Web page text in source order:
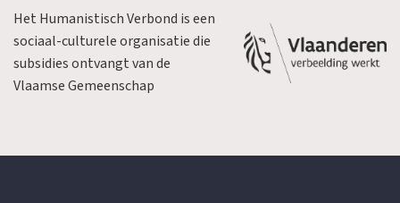
Het Humanistisch Verbond is een
sociaal-culturele organisatie die
subsidies ontvangt van de
Vlaamse Gemeenschap